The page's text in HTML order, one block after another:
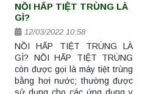
NỒI HẤP TIỆT TRÙNG LÀ
GÌ?
12/03/2022 10:58
NỒI HẤP TIỆT TRÙNG LÀ
GÌ? NỒI HẤP TIỆT TRÙNG
còn được gọi là máy tiệt trùng
bằng hơi nước; thường được